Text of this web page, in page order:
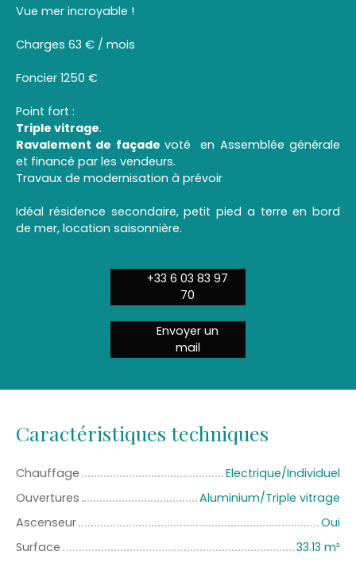
Vue mer incroyable !
Charges 63 € / mois
Foncier 1250 €
Point fort :
Triple vitrage.
Ravalement de façade voté en Assemblée générale
et financé par les vendeurs.
Travaux de modernisation à prévoir
Idéal résidence secondaire, petit pied a terre en bord
de mer, location saisonnière.
+33 6 03 83 97
70
Envoyer un
mail
Caractéristiques techniques
Chauffage
Electrique/Individuel
Ouvertures
Aluminium/Triple vitrage
Ascenseur
Oui
Surface
33.13 m²